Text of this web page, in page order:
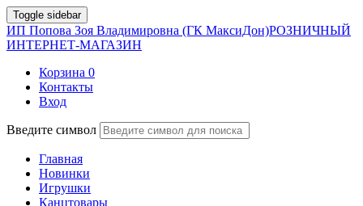
Toggle sidebar
ИП Попова Зоя Владимировна (ГК МаксиДон)РОЗНИЧНЫЙ
ИНТЕРНЕТ-МАГАЗИН
Корзина 0
Контакты
Вход
Введите символ
Главная
Новинки
Игрушки
Канцтовары